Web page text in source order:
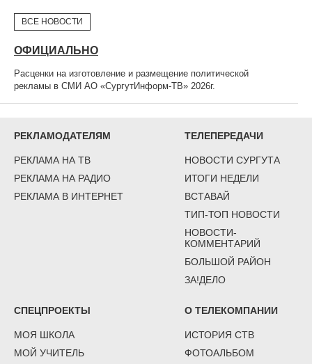
ВСЕ НОВОСТИ
ОФИЦИАЛЬНО
Расценки на изготовление и размещение политической
рекламы в СМИ АО «СургутИнформ-ТВ» 2026г.
РЕКЛАМОДАТЕЛЯМ
РЕКЛАМА НА ТВ
РЕКЛАМА НА РАДИО
РЕКЛАМА В ИНТЕРНЕТ
ТЕЛЕПЕРЕДАЧИ
НОВОСТИ СУРГУТА
ИТОГИ НЕДЕЛИ
ВСТАВАЙ
ТИП-ТОП НОВОСТИ
НОВОСТИ-
КОММЕНТАРИЙ
БОЛЬШОЙ РАЙОН
ЗА!ДЕЛО
СПЕЦПРОЕКТЫ
МОЯ ШКОЛА
МОЙ УЧИТЕЛЬ
О ТЕЛЕКОМПАНИИ
ИСТОРИЯ СТВ
ФОТОАЛЬБОМ